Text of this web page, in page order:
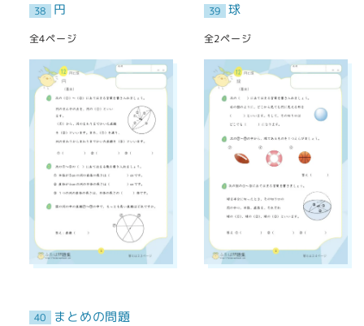
38 円
全4ページ
39 球
全2ページ
40 まとめの問題